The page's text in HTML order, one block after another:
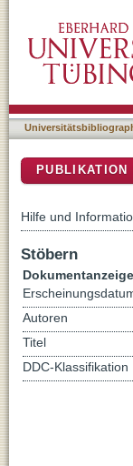
Mild
PUBLIKATION
Hilfe und
Stöbern
Dokumentanzeige
Autoren
Titel
DDC-Klassifikation